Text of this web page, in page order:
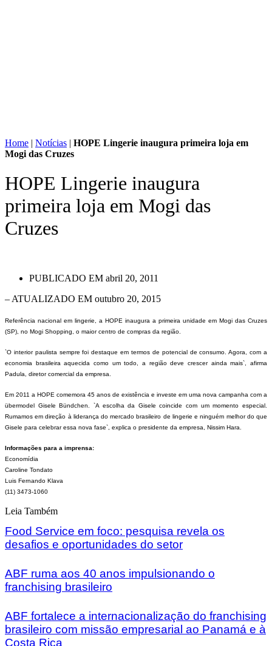
Home | Notícias | HOPE Lingerie inaugura primeira loja em
Mogi das Cruzes
HOPE Lingerie inaugura
primeira loja em Mogi das
Cruzes
PUBLICADO EM abril 20, 2011
– ATUALIZADO EM outubro 20, 2015
Referência nacional em lingerie, a HOPE inaugura a primeira unidade em Mogi das Cruzes
(SP), no Mogi Shopping, o maior centro de compras da região.
`O interior paulista sempre foi destaque em termos de potencial de consumo. Agora, com a
economia brasileira aquecida como um todo, a região deve crescer ainda mais`, afirma
Padula, diretor comercial da empresa.
Em 2011 a HOPE comemora 45 anos de existência e investe em uma nova campanha com a
übermodel Gisele Bündchen. `A escolha da Gisele coincide com um momento especial.
Rumamos em direção à liderança do mercado brasileiro de lingerie e ninguém melhor do que
Gisele para celebrar essa nova fase`, explica o presidente da empresa, Nissim Hara.
Informações para a imprensa:
Economídia
Caroline Tondato
Luis Fernando Klava
(11) 3473-1060
Leia Também
Food Service em foco: pesquisa revela os
desafios e oportunidades do setor
ABF ruma aos 40 anos impulsionando o
franchising brasileiro
ABF fortalece a internacionalização do franchising
brasileiro com missão empresarial ao Panamá e à
Costa Rica